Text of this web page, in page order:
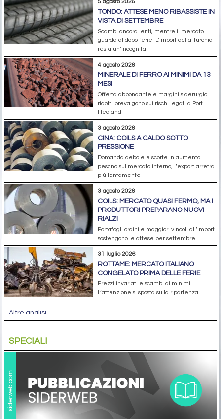
5 agosto 2026
TONDO: ATTESE MENO RIBASSISTE IN
VISTA DI SETTEMBRE
Scambi ancora lenti, mentre il mercato
guarda al dopo ferie. L’import dalla Turchia
resta un’incognita
4 agosto 2026
MINERALE DI FERRO AI MINIMI DA 13
MESI
Offerta abbondante e margini siderurgici
ridotti prevalgono sui rischi legati a Port
Hedland
3 agosto 2026
CINA: COILS A CALDO SOTTO
PRESSIONE
Domanda debole e scorte in aumento
pesano sul mercato interno; l’export arretra
più lentamente
3 agosto 2026
COILS: MERCATO QUASI FERMO, MA I
PRODUTTORI PREPARANO NUOVI
RIALZI
Portafogli ordini e maggiori vincoli all’import
sostengono le attese per settembre
31 luglio 2026
ROTTAME: MERCATO ITALIANO
CONGELATO PRIMA DELLE FERIE
Prezzi invariati e scambi ai minimi.
L’attenzione si sposta sulla ripartenza
Altre analisi
SPECIALI